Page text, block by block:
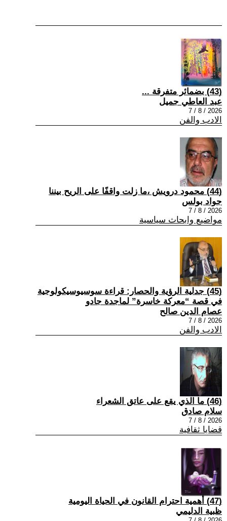
(43) بضمائر متفرقة ...
عبد العاطي جميل
2026 / 8 / 7
الادب والفن
(44) محمود درويش ،ما زلت واقفًا على الريح بيننا
جواد بولس
2026 / 8 / 7
مواضيع وابحاث سياسية
(45) جدلية الرؤية والحصار: قراءة سوسيوسيكولوجية
في قصة “معركة خاسرة” لماجدة جادو
عصام الدين صالح
2026 / 8 / 7
الادب والفن
(46) ما الذي يقع على عاتق الشعراء
سلام صادق
2026 / 8 / 7
قضايا ثقافية
(47) أهمية احترام القانون في الحياة اليومية
ظبية الدليمي